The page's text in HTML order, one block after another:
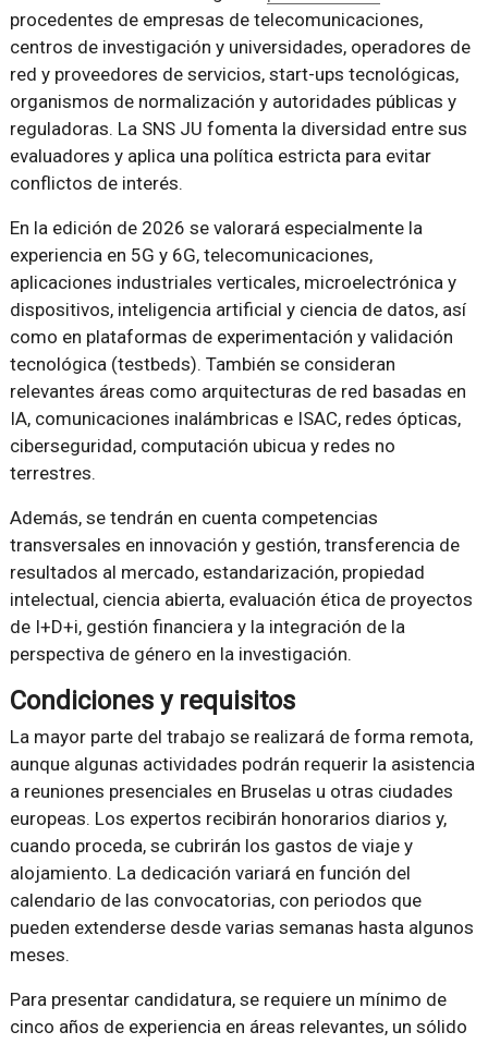
procedentes de empresas de telecomunicaciones,
centros de investigación y universidades, operadores de
red y proveedores de servicios, start-ups tecnológicas,
organismos de normalización y autoridades públicas y
reguladoras. La SNS JU fomenta la diversidad entre sus
evaluadores y aplica una política estricta para evitar
conflictos de interés.
En la edición de 2026 se valorará especialmente la
experiencia en 5G y 6G, telecomunicaciones,
aplicaciones industriales verticales, microelectrónica y
dispositivos, inteligencia artificial y ciencia de datos, así
como en plataformas de experimentación y validación
tecnológica (testbeds). También se consideran
relevantes áreas como arquitecturas de red basadas en
IA, comunicaciones inalámbricas e ISAC, redes ópticas,
ciberseguridad, computación ubicua y redes no
terrestres.
Además, se tendrán en cuenta competencias
transversales en innovación y gestión, transferencia de
resultados al mercado, estandarización, propiedad
intelectual, ciencia abierta, evaluación ética de proyectos
de I+D+i, gestión financiera y la integración de la
perspectiva de género en la investigación.
Condiciones y requisitos
La mayor parte del trabajo se realizará de forma remota,
aunque algunas actividades podrán requerir la asistencia
a reuniones presenciales en Bruselas u otras ciudades
europeas. Los expertos recibirán honorarios diarios y,
cuando proceda, se cubrirán los gastos de viaje y
alojamiento. La dedicación variará en función del
calendario de las convocatorias, con periodos que
pueden extenderse desde varias semanas hasta algunos
meses.
Para presentar candidatura, se requiere un mínimo de
cinco años de experiencia en áreas relevantes, un sólido